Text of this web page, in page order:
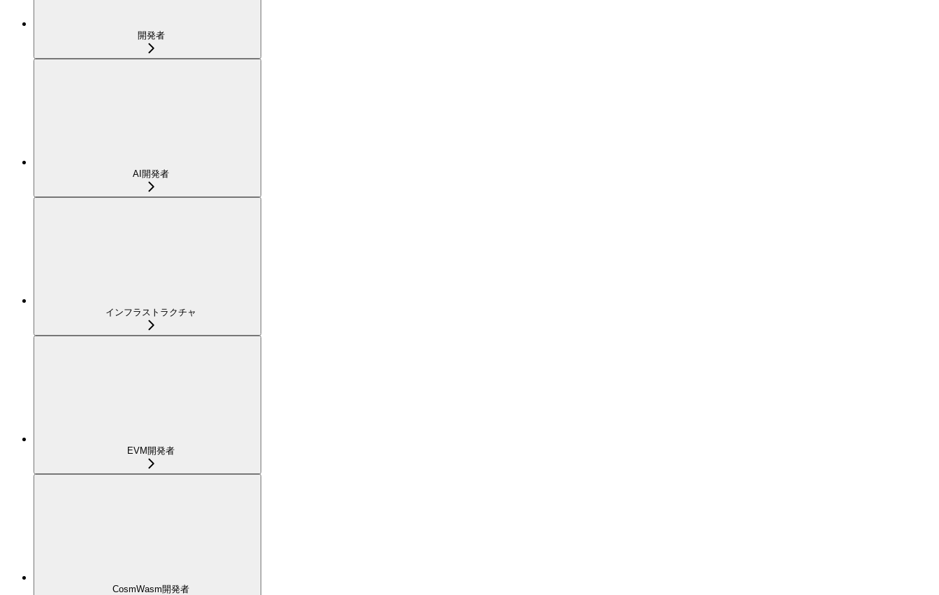
開発者
AI開発者
インフラストラクチャ
EVM開発者
CosmWasm開発者